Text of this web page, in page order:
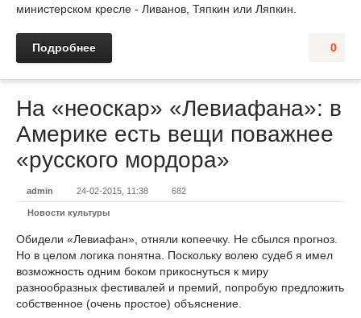
министерском кресле - Ливанов, Тяпкин или Ляпкин.
0
Подробнее
На «неоскар» «Левиафана»: в
Америке есть вещи поважнее
«русского мордора»
admin 24-02-2015, 11:38 682
Новости культуры
Обидели «Левиафан», отняли копеечку. Не сбылся прогноз.
Но в целом логика понятна. Поскольку волею судеб я имел
возможность одним боком прикоснуться к миру
разнообразных фестивалей и премий, попробую предложить
собственное (очень простое) объяснение.